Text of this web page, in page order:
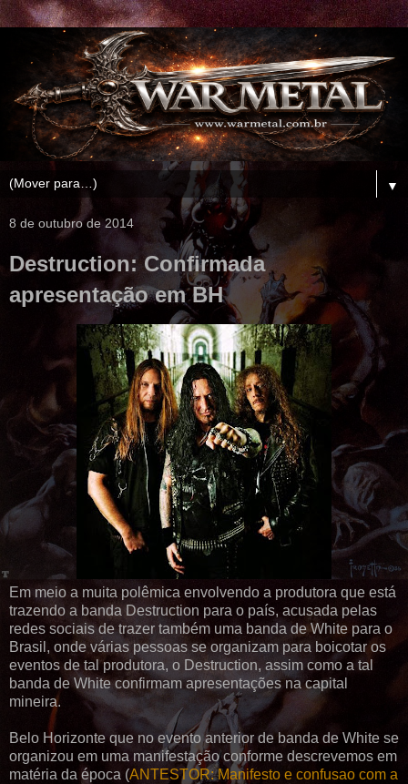
▼
8 de outubro de 2014
Destruction: Confirmada
apresentação em BH
Em meio a muita polêmica envolvendo a produtora que está
trazendo a banda Destruction para o país, acusada pelas
redes sociais de trazer também uma banda de White para o
Brasil, onde várias pessoas se organizam para boicotar os
eventos de tal produtora, o Destruction, assim como a tal
banda de White confirmam apresentações na capital
mineira.
Belo Horizonte que no evento anterior de banda de White se
organizou em uma manifestação conforme descrevemos em
matéria da época (ANTESTOR: Manifesto e confusao com a